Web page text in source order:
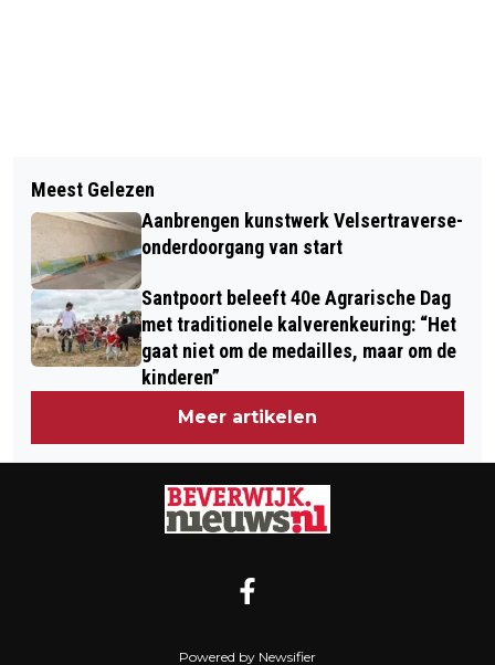
BEVERWIJK HERDENKT
SLACHTOFFERS RAZZIA 1944 EN
STRIJD IN NEDERLANDS-INDIË
GOEDE DEAL: KOPJE KOFFIE OF IJSJE
AFREKENEN MET EEN ZAK
STRANDVUIL
Meest Gelezen
Aanbrengen kunstwerk Velsertraverse-
onderdoorgang van start
Santpoort beleeft 40e Agrarische Dag
met traditionele kalverenkeuring: “Het
gaat niet om de medailles, maar om de
kinderen”
Meer artikelen
Powered by Newsifier